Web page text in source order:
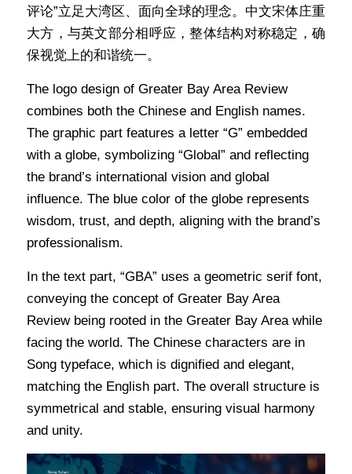
评论”立足大湾区、面向全球的理念。中文宋体庄重
大方，与英文部分相呼应，整体结构对称稳定，确
保视觉上的和谐统一。
The logo design of Greater Bay Area Review
combines both the Chinese and English names.
The graphic part features a letter “G” embedded
with a globe, symbolizing “Global” and reflecting
the brand’s international vision and global
influence. The blue color of the globe represents
wisdom, trust, and depth, aligning with the brand’s
professionalism.
In the text part, “GBA” uses a geometric serif font,
conveying the concept of Greater Bay Area
Review being rooted in the Greater Bay Area while
facing the world. The Chinese characters are in
Song typeface, which is dignified and elegant,
matching the English part. The overall structure is
symmetrical and stable, ensuring visual harmony
and unity.